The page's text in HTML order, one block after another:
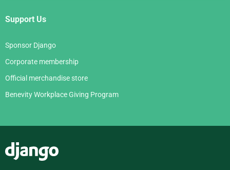
Support Us
Sponsor Django
Corporate membership
Official merchandise store
Benevity Workplace Giving Program